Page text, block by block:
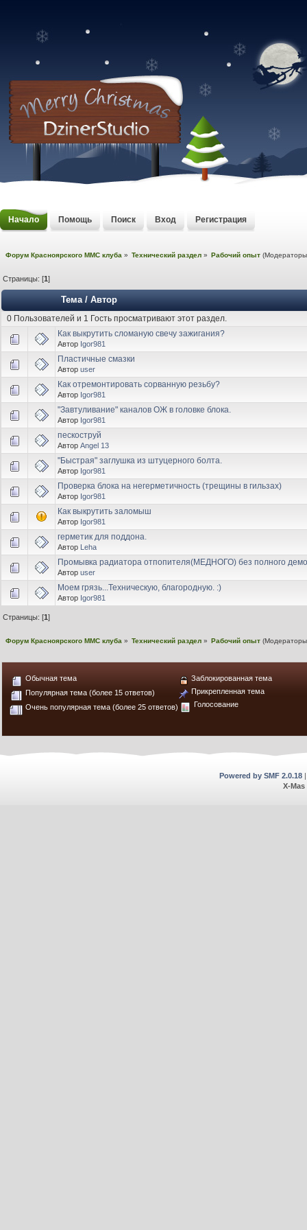
Начало Помощь Поиск Вход Регистрация
Форум Красноярского MMC клуба » Технический раздел » Рабочий опыт
Страницы: [1]
Тема/ Автор
0 Пользователей и 1 Гость просматривают этот раздел.
Как выкрутить сломаную свечу зажигания?
Автор Igor981
Пластичные смазки
Автор user
Как отремонтировать сорванную резьбу?
Автор Igor981
"Завтуливание" каналов ОЖ в головке блока.
Автор Igor981
пескоструй
Автор Angel 13
"Быстрая" заглушка из штуцерного болта.
Автор Igor981
Проверка блока на негерметичность (трещины в гильзах)
Автор Igor981
Как выкрутить заломыш
Автор Igor981
герметик для поддона.
Автор Leha
Промывка радиатора отпопителя(МЕДНОГО) без полного
Автор user
Моем грязь...Техническую, благородную. :)
Автор Igor981
Страницы: [1]
Форум Красноярского MMC клуба » Технический раздел » Рабочий опыт
Обычная тема
Популярная тема (более 15 ответов)
Очень популярная тема (более 25 ответов)
Заблокированная тема
Прикрепленная тема
Голосование
Powered by SMF 2.0.18
X-Mas